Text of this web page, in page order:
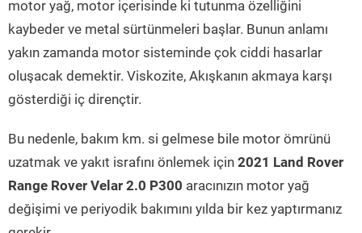
motor yağ, motor içerisinde ki tutunma özelliğini
kaybeder ve metal sürtünmeleri başlar. Bunun anlamı
yakın zamanda motor sisteminde çok ciddi hasarlar
oluşacak demektir. Viskozite, Akışkanın akmaya karşı
gösterdiği iç dirençtir.
Bu nedenle, bakım km. si gelmese bile motor ömrünü
uzatmak ve yakıt israfını önlemek için 2021 Land Rover
Range Rover Velar 2.0 P300 aracınızın motor yağ
değişimi ve periyodik bakımını yılda bir kez yaptırmanız